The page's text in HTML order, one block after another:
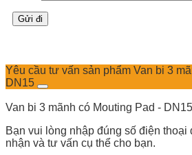
Yêu cầu tư vấn sản phẩm Van bi 3
DN15
Van bi 3 mãnh có Mouting Pad - DN15
Bạn vui lòng nhập đúng số điện thoại
nhận và tư vấn cụ thể cho bạn.